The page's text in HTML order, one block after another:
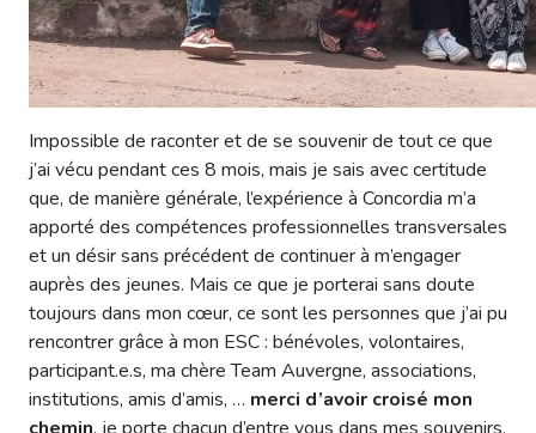
Impossible de raconter et de se souvenir de tout ce que
j’ai vécu pendant ces 8 mois, mais je sais avec certitude
que, de manière générale, l’expérience à Concordia m’a
apporté des compétences professionnelles transversales
et un désir sans précédent de continuer à m’engager
auprès des jeunes. Mais ce que je porterai sans doute
toujours dans mon cœur, ce sont les personnes que j’ai pu
rencontrer grâce à mon ESC : bénévoles, volontaires,
participant.e.s, ma chère Team Auvergne, associations,
institutions, amis d’amis, … merci d’avoir croisé mon